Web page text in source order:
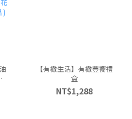
【有橄生活】有橄豐饗禮
盒
NT$1,288